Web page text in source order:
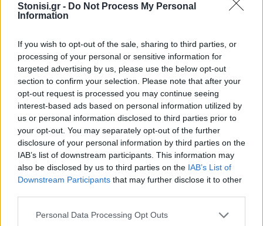
Stonisi.gr - Do Not Process My Personal
Information
If you wish to opt-out of the sale, sharing to third parties, or
processing of your personal or sensitive information for
targeted advertising by us, please use the below opt-out
section to confirm your selection. Please note that after your
opt-out request is processed you may continue seeing
interest-based ads based on personal information utilized by
us or personal information disclosed to third parties prior to
your opt-out. You may separately opt-out of the further
disclosure of your personal information by third parties on the
IAB’s list of downstream participants. This information may
also be disclosed by us to third parties on the IAB’s List of
Downstream Participants that may further disclose it to other
Personal Data Processing Opt Outs
κατασχέθηκε ενισχυτής ήχου
ΕΛΛΑΔΑ
Ξεκινά το νέο «Τουρισμός για
Όλους» με αυξημένες
επιδοτήσεις
Οι αιτήσεις ανοίγουν σήμερα στις
12 το μεσημέρι και θα
υποβάλλονται αρχικά ανάλογα με
το τελευταίο ψηφίο του ΑΦΜ
ΚΟΣΜΟΣ
Στα 81 δολάρια υποχώρησε το
πετρέλαιο
Πιέσεις στις διεθνείς τιμές από την
προοπτική συμφωνίας για την